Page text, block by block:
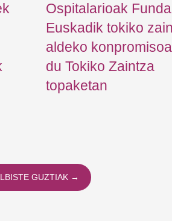
Ospitalarioak
Euskadik tokiko
aldeko
du Tokiko Zaintza
topaketan
GUZTIAK →